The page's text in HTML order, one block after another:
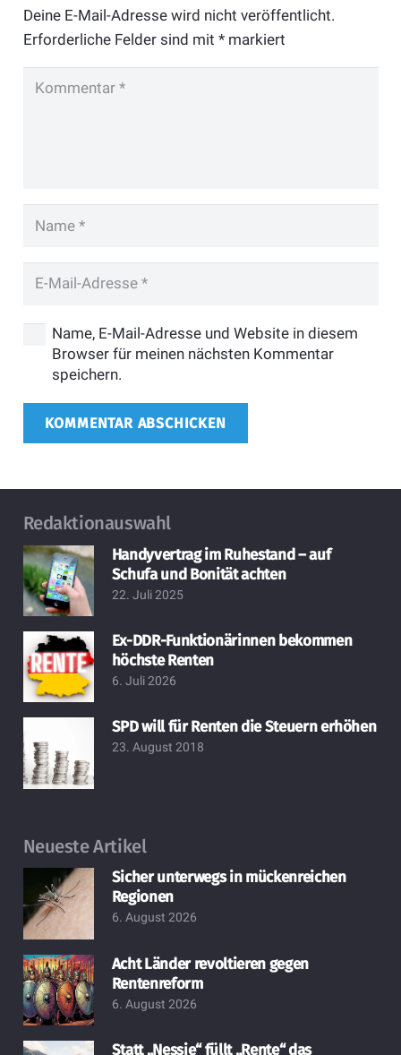
Deine E-Mail-Adresse wird nicht veröffentlicht.
Erforderliche Felder sind mit *markiert
Name, E-Mail-Adresse und Website in diesem
Browser für meinen nächsten Kommentar
speichern.
KOMMENTAR ABSCHICKEN
Redaktionauswahl
Handyvertrag im Ruhestand – auf
Schufa und Bonität achten
22. Juli 2025
Ex-DDR-Funktionärinnen bekommen
höchste Renten
6. Juli 2026
SPD will für Renten die Steuern erhöhen
23. August 2018
Neueste Artikel
Sicher unterwegs in mückenreichen
Regionen
6. August 2026
Acht Länder revoltieren gegen
Rentenreform
6. August 2026
Statt „Nessie“ füllt „Rente“ das